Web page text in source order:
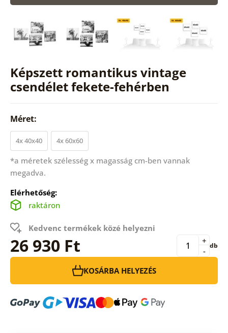
Képszett romantikus vintage
csendélet fekete-fehérben
Méret:
4x 40x40 4x 60x60
*a méretek szélesség x magasság cm-ben vannak
megadva.
Elérhetőség:
raktáron
Kedvenc termékek közé helyezni
26 930 Ft -
+ db
KOSÁRBA HELYEZÉS